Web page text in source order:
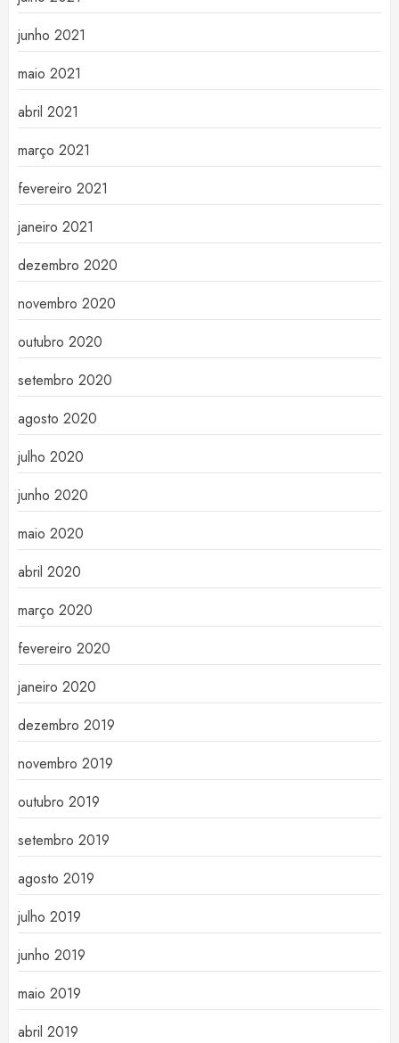
junho 2021
maio 2021
abril 2021
março 2021
fevereiro 2021
janeiro 2021
dezembro 2020
novembro 2020
outubro 2020
setembro 2020
agosto 2020
julho 2020
junho 2020
maio 2020
abril 2020
março 2020
fevereiro 2020
janeiro 2020
dezembro 2019
novembro 2019
outubro 2019
setembro 2019
agosto 2019
julho 2019
junho 2019
maio 2019
abril 2019